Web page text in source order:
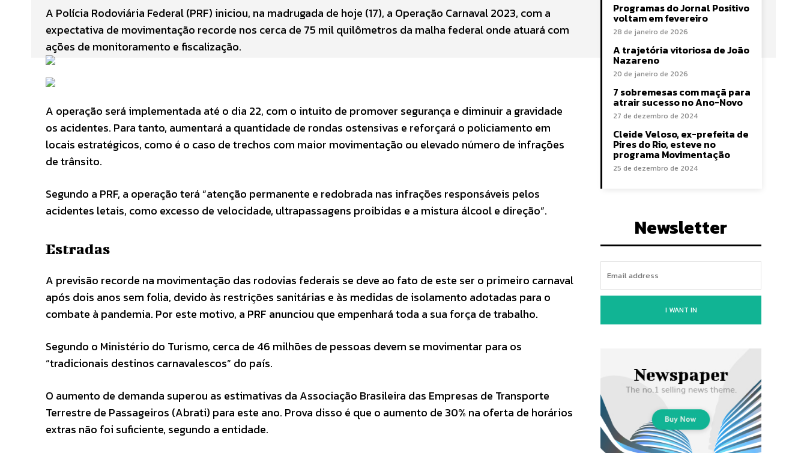
A Polícia Rodoviária Federal (PRF) iniciou, na madrugada de hoje (17), a Operação Carnaval 2023, com a
expectativa de movimentação recorde nos cerca de 75 mil quilômetros da malha federal onde atuará com
ações de monitoramento e fiscalização.
A operação será implementada até o dia 22, com o intuito de promover segurança e diminuir a gravidade
os acidentes. Para tanto, aumentará a quantidade de rondas ostensivas e reforçará o policiamento em
locais estratégicos, como é o caso de trechos com maior movimentação ou elevado número de infrações
de trânsito.
Segundo a PRF, a operação terá “atenção permanente e redobrada nas infrações responsáveis pelos
acidentes letais, como excesso de velocidade, ultrapassagens proibidas e a mistura álcool e direção”.
Estradas
A previsão recorde na movimentação das rodovias federais se deve ao fato de este ser o primeiro carnaval
após dois anos sem folia, devido às restrições sanitárias e às medidas de isolamento adotadas para o
combate à pandemia. Por este motivo, a PRF anunciou que empenhará toda a sua força de trabalho.
Segundo o Ministério do Turismo, cerca de 46 milhões de pessoas devem se movimentar para os
“tradicionais destinos carnavalescos” do país.
O aumento de demanda superou as estimativas da Associação Brasileira das Empresas de Transporte
Terrestre de Passageiros (Abrati) para este ano. Prova disso é que o aumento de 30% na oferta de horários
extras não foi suficiente, segundo a entidade.
Programas do Jornal Positivo
voltam em fevereiro
28 de janeiro de 2026
A trajetória vitoriosa de João
Nazareno
20 de janeiro de 2026
7 sobremesas com maçã para
atrair sucesso no Ano-Novo
27 de dezembro de 2024
Cleide Veloso, ex-prefeita de
Pires do Rio, esteve no
programa Movimentação
25 de dezembro de 2024
Newsletter
I WANT IN